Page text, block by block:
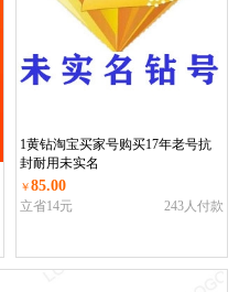
1黄钻淘宝买家号购买17年老号抗
封耐用未实名
￥85.00
立省14元 243人付款